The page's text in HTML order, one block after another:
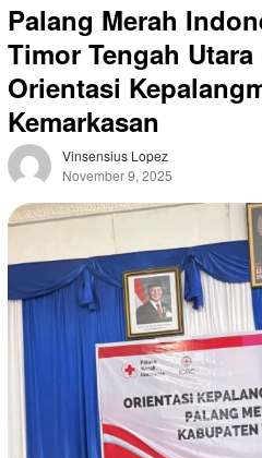
Palang Merah
Timor Tengah Utara
Orientasi
Kemarkasan
Vinsensius Lopez
November 9, 2025